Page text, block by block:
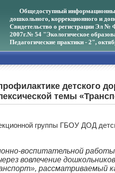
Общедоступный
дошкольного, коррекционного и
Свидетельство о регистрации Эл №
2007г.№ 54 "Экологическое
Педагогические практики - 2",
детского
темы
группы ГБОУ ДОД
воспитательной
вовлечение
рассматриваемый